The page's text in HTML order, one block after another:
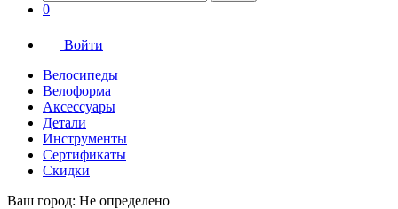
0
Войти
Велосипеды
Велоформа
Аксессуары
Детали
Инструменты
Сертификаты
Скидки
Ваш город: Не определено